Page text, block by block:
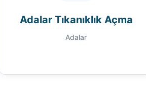
Adalar Tıkanıklık Açma
Adalar